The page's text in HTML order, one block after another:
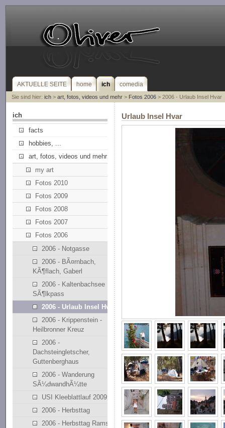
AKTUELLE SEITE home ich comedia
Sie sind hier: ich> art, fotos, videos und mehr> Fotos 2006> 2006 - Urlaub Insel Hvar
ich
facts
hobbies, ...
art, fotos, videos und mehr
my art
Fotos 2010
Fotos 2009
Fotos 2008
Fotos 2007
Fotos 2006
2006 - Notgasse
2006 - BÃ¤rnbach,
KÃ¶flach, Gaberl
2006 - Kaltenbachsee
SÃ¶lkpass
2006 - Urlaub Insel Hvar
2006 - Krippenstein -
Heilbronner Kreuz
2006 -
Dachsteingletscher,
Guttenberghaus
2006 - Wanderung
SÃ¼dwandhÃ¼tte
USI Kleeblattlauf 2009
2006 - Herbsttag
2006 - Herbsttag Ramsau
Urlaub Insel Hvar